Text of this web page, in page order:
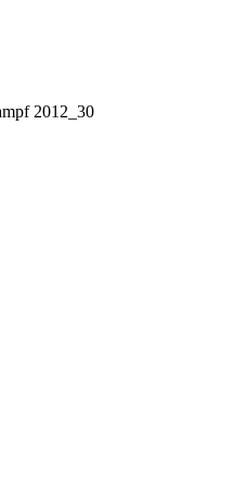
2012_30